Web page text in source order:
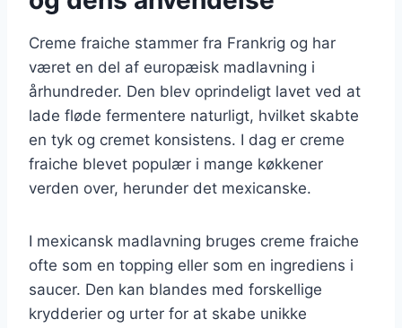
Creme fraiche stammer fra Frankrig og har
været en del af europæisk madlavning i
århundreder. Den blev oprindeligt lavet ved at
lade fløde fermentere naturligt, hvilket skabte
en tyk og cremet konsistens. I dag er creme
fraiche blevet populær i mange køkkener
verden over, herunder det mexicanske.
I mexicansk madlavning bruges creme fraiche
ofte som en topping eller som en ingrediens i
saucer. Den kan blandes med forskellige
krydderier og urter for at skabe unikke